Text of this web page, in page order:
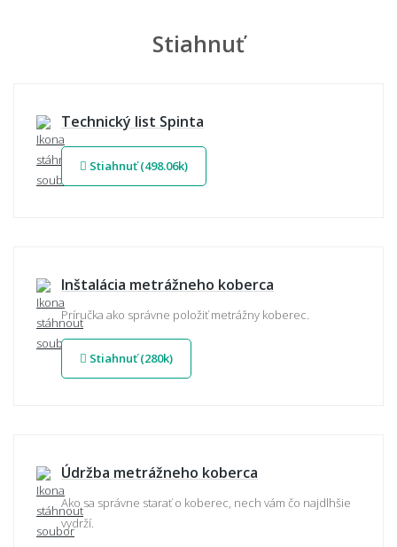
Stiahnuť
Technický list Spinta
Stiahnuť (498.06k)
Inštalácia metrážneho koberca
Príručka ako správne položiť metrážny koberec.
Stiahnuť (280k)
Údržba metrážneho koberca
Ako sa správne starať o koberec, nech vám čo najdlhšie
vydrží.